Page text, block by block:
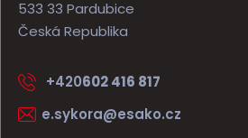
533 33 Pardubice
Česká Republika
+420602 416 817
e.sykora@esako.cz